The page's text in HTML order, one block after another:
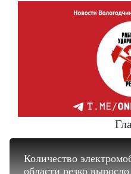
Количество
области резко выросло